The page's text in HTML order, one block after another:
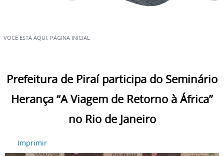
VOCÊ ESTÁ AQUI: PÁGINA INICIAL
Prefeitura de Piraí participa do Seminário
Herança “A Viagem de Retorno à África”
no Rio de Janeiro
Imprimir